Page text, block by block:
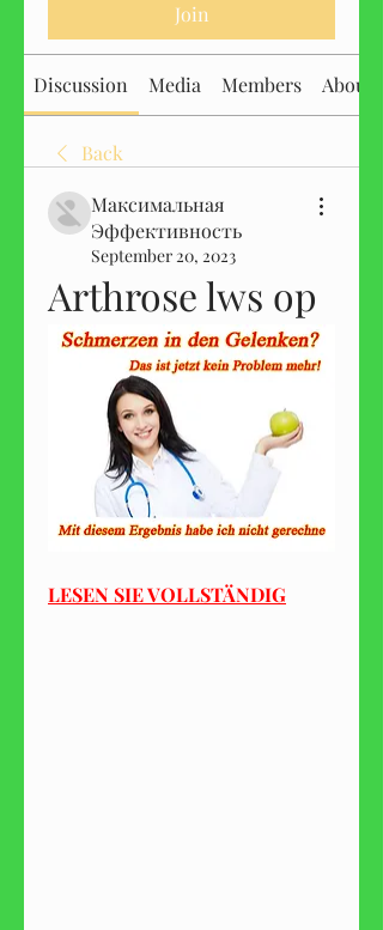
Join
Discussion Media Members About
Back
Максимальная
Эффективность
September 20, 2023
Arthrose lws op
LESEN SIE VOLLSTÄNDIG